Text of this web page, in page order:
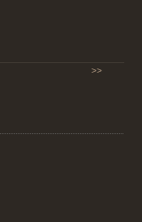
>>